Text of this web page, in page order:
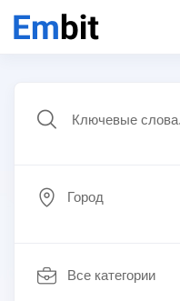
Город
Все категории